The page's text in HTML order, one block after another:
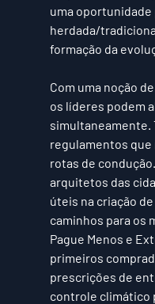
uma oportunidade
herdada/
formação da
Com uma noção
os líderes podem
simultaneamente.
regulamentos que
rotas de
arquitetos das
úteis na criação
caminhos para os
Pague Menos e
primeiros
prescrições de
controle climático